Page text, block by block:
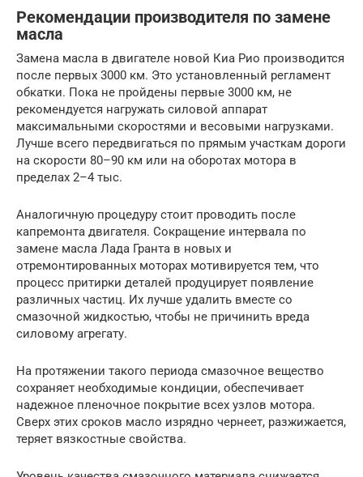
Рекомендации производителя по замене
масла
Замена масла в двигателе новой Киа Рио производится
после первых 3000 км. Это установленный регламент
обкатки. Пока не пройдены первые 3000 км, не
рекомендуется нагружать силовой аппарат
максимальными скоростями и весовыми нагрузками.
Лучше всего передвигаться по прямым участкам дороги
на скорости 80–90 км или на оборотах мотора в
пределах 2–4 тыс.
Аналогичную процедуру стоит проводить после
капремонта двигателя. Сокращение интервала по
замене масла Лада Гранта в новых и
отремонтированных моторах мотивируется тем, что
процесс притирки деталей продуцирует появление
различных частиц. Их лучше удалить вместе со
смазочной жидкостью, чтобы не причинить вреда
силовому агрегату.
На протяжении такого периода смазочное вещество
сохраняет необходимые кондиции, обеспечивает
надежное пленочное покрытие всех узлов мотора.
Сверх этих сроков масло изрядно чернеет, разжижается,
теряет вязкостные свойства.